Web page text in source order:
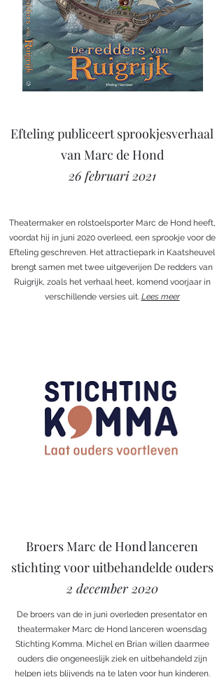
Efteling publiceert sprookjesverhaal
van Marc de Hond
26 februari 2021
Theatermaker en rolstoelsporter Marc de Hond heeft,
voordat hij in juni 2020 overleed, een sprookje voor de
Efteling geschreven. Het attractiepark in Kaatsheuvel
brengt samen met twee uitgeverijen De redders van
Ruigrijk, zoals het verhaal heet, komend voorjaar in
verschillende versies uit. Lees meer
Broers Marc de Hond lanceren
stichting voor uitbehandelde ouders
2 december 2020
De broers van de in juni overleden presentator en
theatermaker Marc de Hond lanceren woensdag
Stichting Komma. Michel en Brian willen daarmee
ouders die ongeneeslijk ziek en uitbehandeld zijn
helpen iets blijvends na te laten voor hun kinderen.